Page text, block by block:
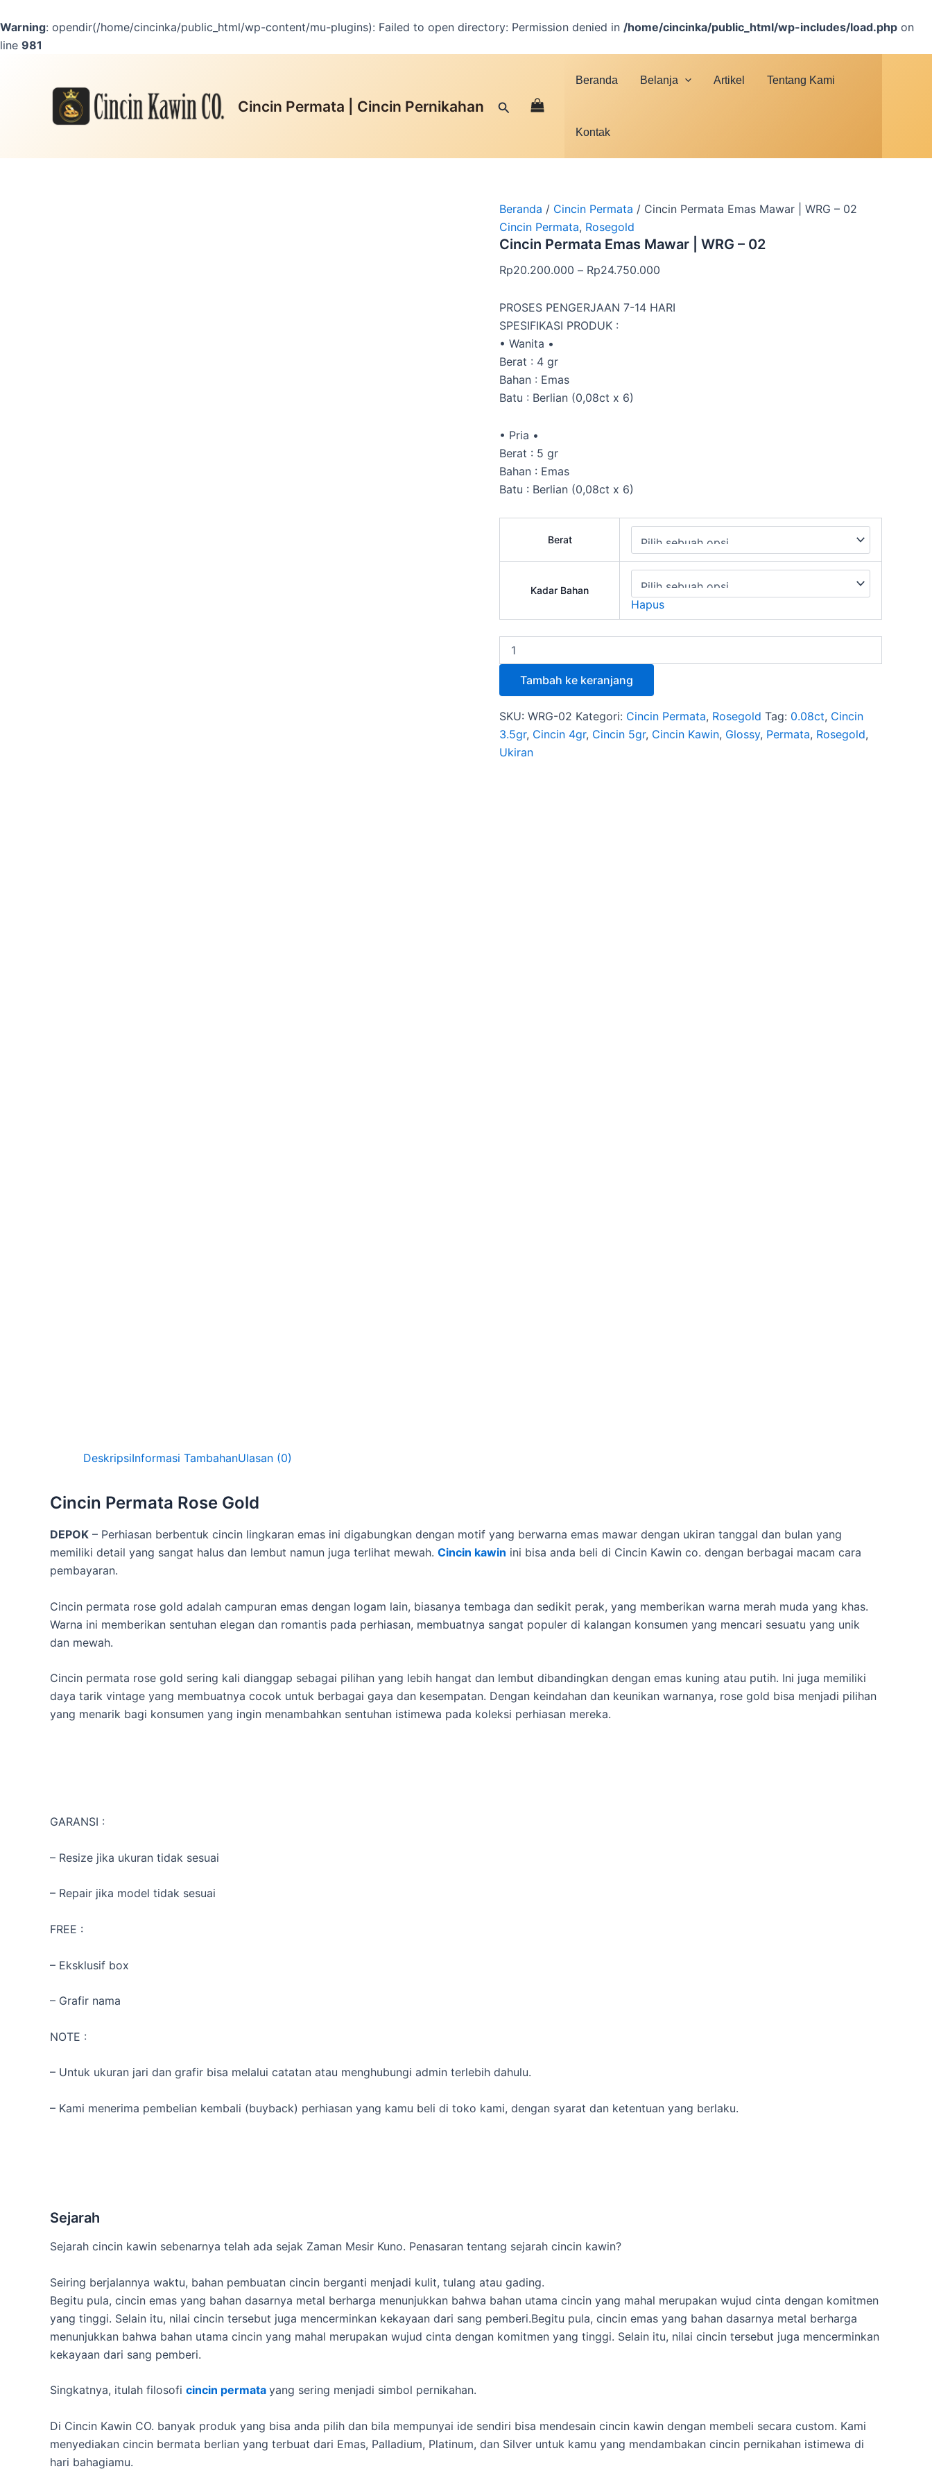
Warning: opendir(/home/cincinka/public_html/wp-content/mu-plugins): Failed to open directory: Permission denied in /home/cincinka/public_html/wp-includes/load.php on
line 981
ke
konten
Cincin Permata | Cincin Pernikahan Cari
Beranda Belanja Artikel Tentang Kami
Kontak
Beranda / Cincin Permata / Cincin Permata Emas Mawar | WRG – 02
Cincin Permata, Rosegold
Cincin Permata Emas Mawar | WRG – 02
Rp20.200.000 – Rp24.750.000
PROSES PENGERJAAN 7-14 HARI
SPESIFIKASI PRODUK :
• Wanita •
Berat : 4 gr
Bahan : Emas
Batu : Berlian (0,08ct x 6)
• Pria •
Berat : 5 gr
Bahan : Emas
Batu : Berlian (0,08ct x 6)
Berat
Kadar Bahan
Hapus
Emas
Mawar
-
Tambah ke keranjang
SKU: WRG-02 Kategori: Cincin Permata, Rosegold Tag: 0.08ct, Cincin
3.5gr, Cincin 4gr, Cincin 5gr, Cincin Kawin, Glossy, Permata, Rosegold,
Ukiran
DeskripsiInformasi TambahanUlasan (0)
Cincin Permata Rose Gold
DEPOK – Perhiasan berbentuk cincin lingkaran emas ini digabungkan dengan motif yang berwarna emas mawar dengan ukiran tanggal dan bulan yang
memiliki detail yang sangat halus dan lembut namun juga terlihat mewah. Cincin kawin ini bisa anda beli di Cincin Kawin co. dengan berbagai macam cara
pembayaran.
Cincin permata rose gold adalah campuran emas dengan logam lain, biasanya tembaga dan sedikit perak, yang memberikan warna merah muda yang khas.
Warna ini memberikan sentuhan elegan dan romantis pada perhiasan, membuatnya sangat populer di kalangan konsumen yang mencari sesuatu yang unik
dan mewah.
Cincin permata rose gold sering kali dianggap sebagai pilihan yang lebih hangat dan lembut dibandingkan dengan emas kuning atau putih. Ini juga memiliki
daya tarik vintage yang membuatnya cocok untuk berbagai gaya dan kesempatan. Dengan keindahan dan keunikan warnanya, rose gold bisa menjadi pilihan
yang menarik bagi konsumen yang ingin menambahkan sentuhan istimewa pada koleksi perhiasan mereka.
GARANSI :
– Resize jika ukuran tidak sesuai
– Repair jika model tidak sesuai
FREE :
– Eksklusif box
– Grafir nama
NOTE :
– Untuk ukuran jari dan grafir bisa melalui catatan atau menghubungi admin terlebih dahulu.
– Kami menerima pembelian kembali (buyback) perhiasan yang kamu beli di toko kami, dengan syarat dan ketentuan yang berlaku.
Sejarah
Sejarah cincin kawin sebenarnya telah ada sejak Zaman Mesir Kuno. Penasaran tentang sejarah cincin kawin?
Seiring berjalannya waktu, bahan pembuatan cincin berganti menjadi kulit, tulang atau gading.
Begitu pula, cincin emas yang bahan dasarnya metal berharga menunjukkan bahwa bahan utama cincin yang mahal merupakan wujud cinta dengan komitmen
yang tinggi. Selain itu, nilai cincin tersebut juga mencerminkan kekayaan dari sang pemberi.Begitu pula, cincin emas yang bahan dasarnya metal berharga
menunjukkan bahwa bahan utama cincin yang mahal merupakan wujud cinta dengan komitmen yang tinggi. Selain itu, nilai cincin tersebut juga mencerminkan
kekayaan dari sang pemberi.
Singkatnya, itulah filosofi cincin permata yang sering menjadi simbol pernikahan.
Di Cincin Kawin CO. banyak produk yang bisa anda pilih dan bila mempunyai ide sendiri bisa mendesain cincin kawin dengan membeli secara custom. Kami
menyediakan cincin bermata berlian yang terbuat dari Emas, Palladium, Platinum, dan Silver untuk kamu yang mendambakan cincin pernikahan istimewa di
hari bahagiamu.
Facebook
Instagram
YouTube
WhatsApp
Google
TikTok